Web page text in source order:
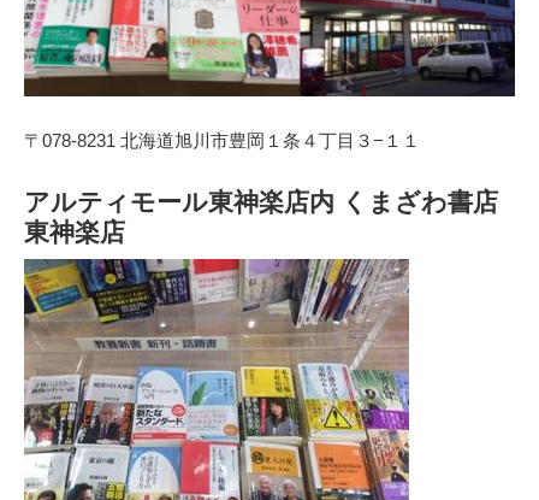
〒078-8231 北海道旭川市豊岡１条４丁目３−１１
アルティモール東神楽店内 くまざわ書店
東神楽店